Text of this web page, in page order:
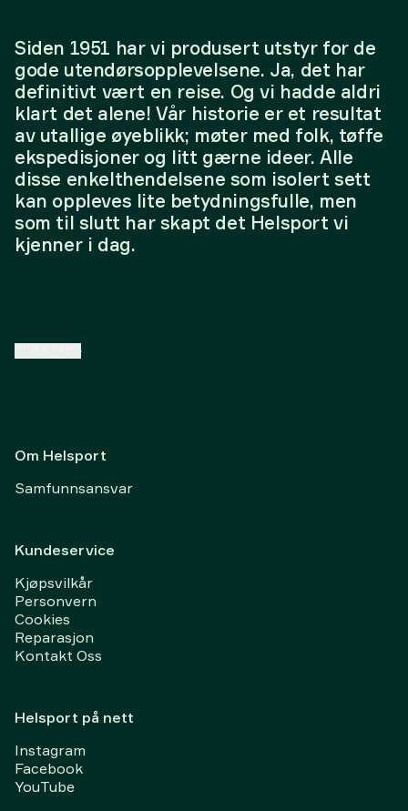
Siden 1951 har vi produsert utstyr for de
gode utendørsopplevelsene. Ja, det har
definitivt vært en reise. Og vi hadde aldri
klart det alene! Vår historie er et resultat
av utallige øyeblikk; møter med folk, tøffe
ekspedisjoner og litt gærne ideer. Alle
disse enkelthendelsene som isolert sett
kan oppleves lite betydningsfulle, men
som til slutt har skapt det Helsport vi
kjenner i dag.
Om Helsport
Samfunnsansvar
Kundeservice
Kjøpsvilkår
Personvern
Cookies
Reparasjon
Kontakt Oss
Helsport på nett
Instagram
Facebook
YouTube